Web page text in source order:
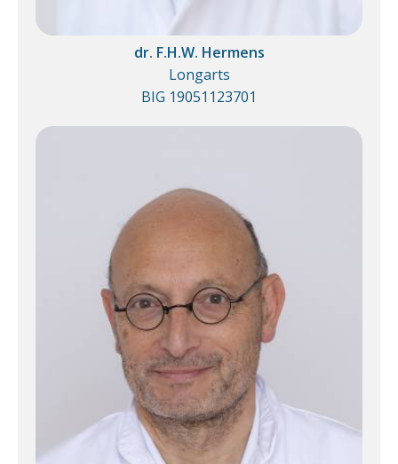
dr. F.H.W. Hermens
Longarts
BIG 19051123701